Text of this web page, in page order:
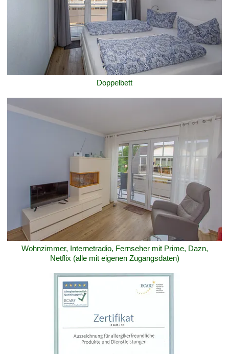
Doppelbett
Wohnzimmer, Internetradio, Fernseher mit Prime, Dazn,
Netflix (alle mit eigenen Zugangsdaten)